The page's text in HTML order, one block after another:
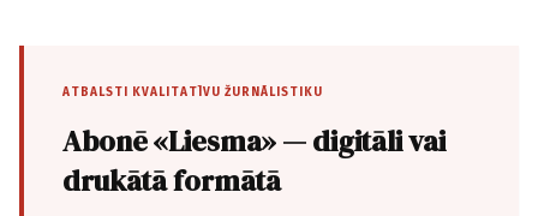
ATBALSTI KVALITATĪVU ŽURNĀLISTIKU
Abonē «Liesma» — digitāli vai
drukātā formātā